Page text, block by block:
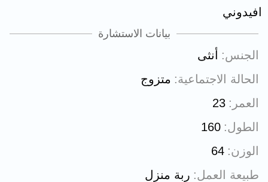
افيدوني
بيانات الاستشارة
الجنس
أنثى
الحالة الاجتماعية
متزوج
العمر
23
الطول 160
الوزن 64
طبيعة العمل ربة منزل